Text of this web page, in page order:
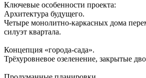
Ключевые особенности проекта:
Архитектура будущего.
Четыре монолитно‑каркасных дома
силуэт квартала.
Концепция «города‑сада».
Трёхуровневое озеленение, закрытые